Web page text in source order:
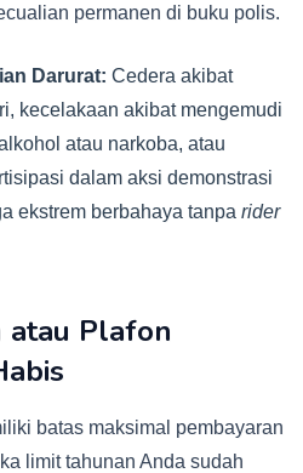
permanen di buku polis.
Darurat: Cedera akibat
kecelakaan akibat mengemudi
atau narkoba, atau
dalam aksi demonstrasi
ekstrem berbahaya tanpa rider
atau Plafon
batas maksimal pembayaran
limit tahunan Anda sudah